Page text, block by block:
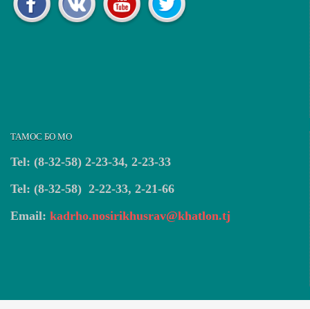
ТАМОС БО МО
Tel: (8-32-58) 2-23-34, 2-23-33
Tel: (8-32-58) 2-22-33, 2-21-66
Email: kadrho.nosirikhusrav@khatlon.tj